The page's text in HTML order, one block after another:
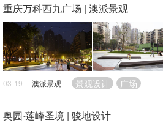
重庆万科西九广场 | 澳派景观
03-19 澳派景观 景观设计 广场
奥园·莲峰圣境 | 骏地设计